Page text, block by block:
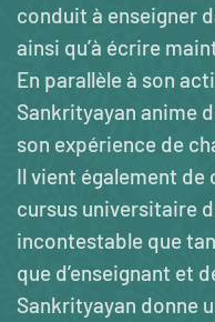
conduit à enseigner
ainsi qu’à écrire
En parallèle à son
Sankrityayan anime
son expérience de
Il vient également de
cursus universitaire
incontestable que
que d’enseignant et
Sankrityayan donne